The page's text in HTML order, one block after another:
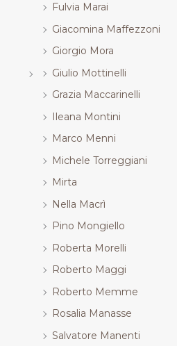
Fulvia Marai
Giacomina Maffezzoni
Giorgio Mora
Giulio Mottinelli
Grazia Maccarinelli
Ileana Montini
Marco Menni
Michele Torreggiani
Mirta
Nella Macrì
Pino Mongiello
Roberta Morelli
Roberto Maggi
Roberto Memme
Rosalia Manasse
Salvatore Manenti